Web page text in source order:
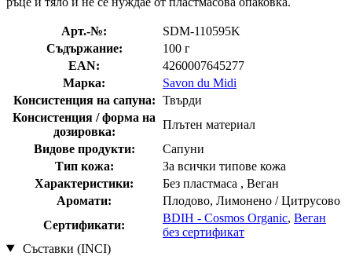
Арт.-№:
SDM-110595K
Съдържание:
100 г
EAN:
4260007645277
Марка:
Savon du Midi
Консистенция на сапуна: Твърди
Консистенция / форма на
дозировка:
Плътен материал
Видове продукти:
Сапуни
Тип кожа:
За всички типове кожа
Характеристики:
Без пластмаса , Веган
Аромати:
Плодовo, Лимонено / Цитрусовo
Сертификати:
BDIH - Cosmos Organic, Веган
без сертификат
Съставки (INCI)